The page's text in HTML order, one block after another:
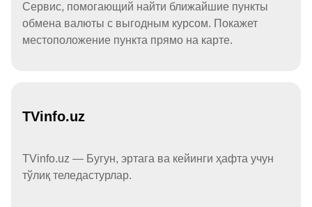
Сервис, помогающий найти ближайшие пункты
обмена валюты с выгодным курсом. Покажет
местоположение пункта прямо на карте.
TVinfo.uz
TVinfo.uz — Бугун, эртага ва кейинги ҳафта учун
тўлиқ теледастурлар.